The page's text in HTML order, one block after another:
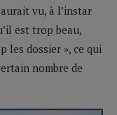
vu, à l’instar
est trop beau,
les dossier », ce qui
nombre de